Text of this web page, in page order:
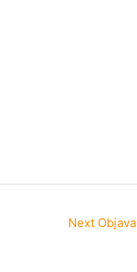
Next Objava